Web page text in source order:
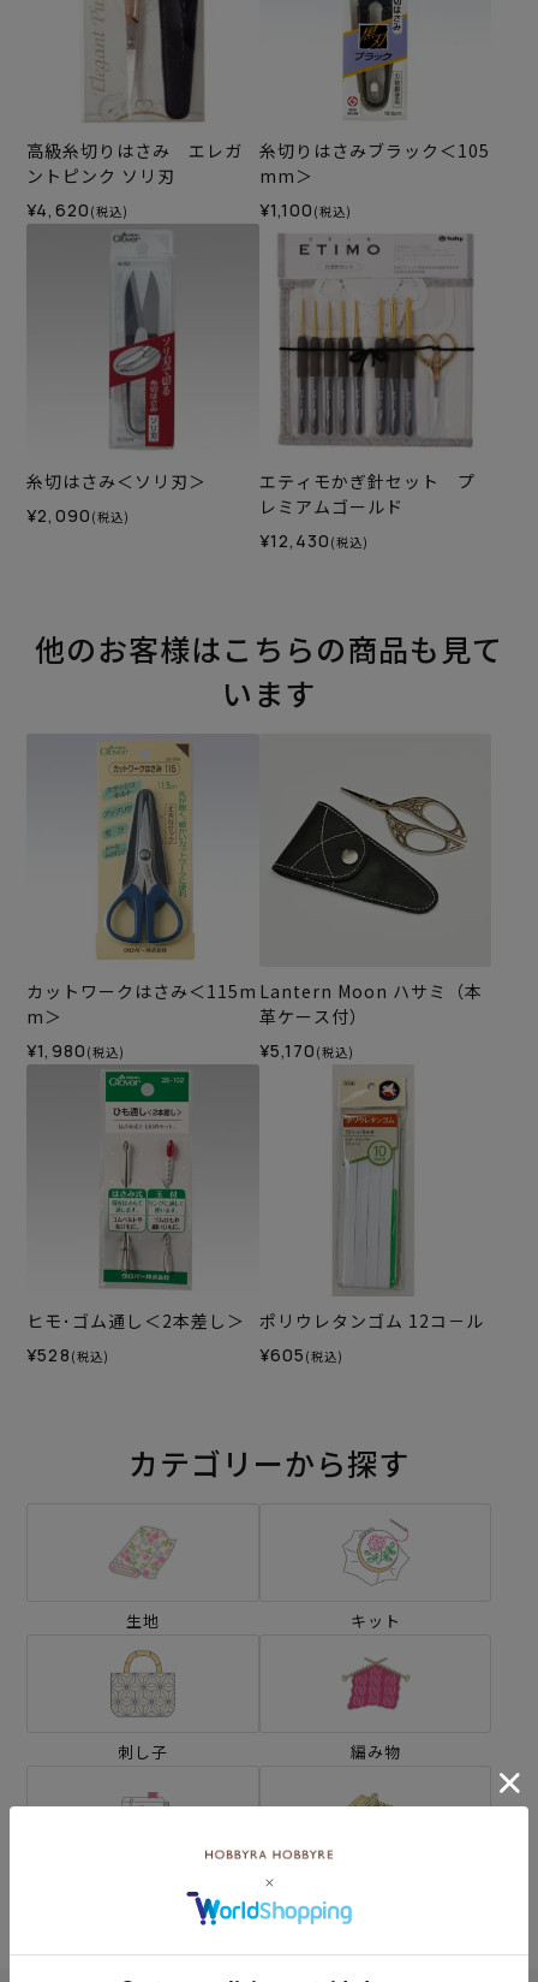
高級糸切りはさみ エレガ
ントピンク ソリ刃
¥4,620 (税込)
糸切りはさみブラック＜105
mm＞
¥1,100 (税込)
糸切はさみ＜ソリ刃＞
¥2,090 (税込)
エティモかぎ針セット プ
レミアムゴールド
¥12,430 (税込)
他のお客様はこちらの商品も見て
います
カットワークはさみ＜115m
m＞
¥1,980 (税込)
Lantern Moon ハサミ（本
革ケース付）
¥5,170 (税込)
ヒモ･ゴム通し＜2本差し＞
¥528 (税込)
ポリウレタンゴム 12コ－ル
¥605 (税込)
カテゴリーから探す
生地 キット
刺し子 編み物